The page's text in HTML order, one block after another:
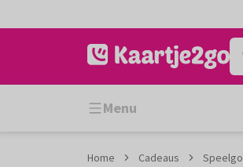
naar
naar
Menu
Home Cadeaus